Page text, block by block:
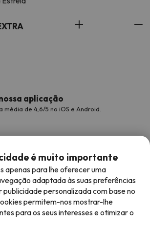
aplicação
média de 4,6/5 no iOS e Android.
disponíveis
é muito importante
apenas para lhe oferecer uma
adaptada às suas preferências
personalizada com base no
permitem-nos mostrar-lhe
para os seus interesses e otimizar o